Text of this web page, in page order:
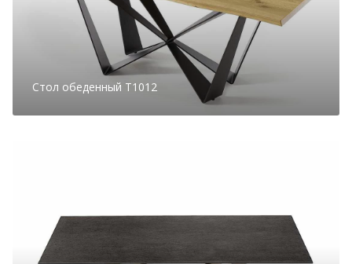
Стол обеденный T1012